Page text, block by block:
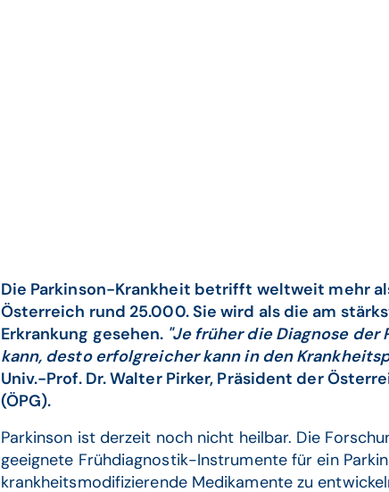
Die Parkinson-Krankheit betrifft weltweit mehr
Österreich rund 25.000. Sie wird als die am
Erkrankung gesehen. "Je früher die Diagnose
kann, desto erfolgreicher kann in den
Univ.-Prof. Dr. Walter Pirker, Präsident der
(ÖPG).
Parkinson ist derzeit noch nicht heilbar. Die
geeignete Frühdiagnostik-Instrumente für ein
krankheitsmodifizierende Medikamente zu